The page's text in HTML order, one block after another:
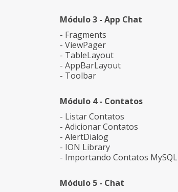
Módulo 3 - App Chat
- Fragments
- ViewPager
- TableLayout
- AppBarLayout
- Toolbar
Módulo 4 - Contatos
- Listar Contatos
- Adicionar Contatos
- AlertDialog
- ION Library
- Importando Contatos MySQL
Módulo 5 - Chat